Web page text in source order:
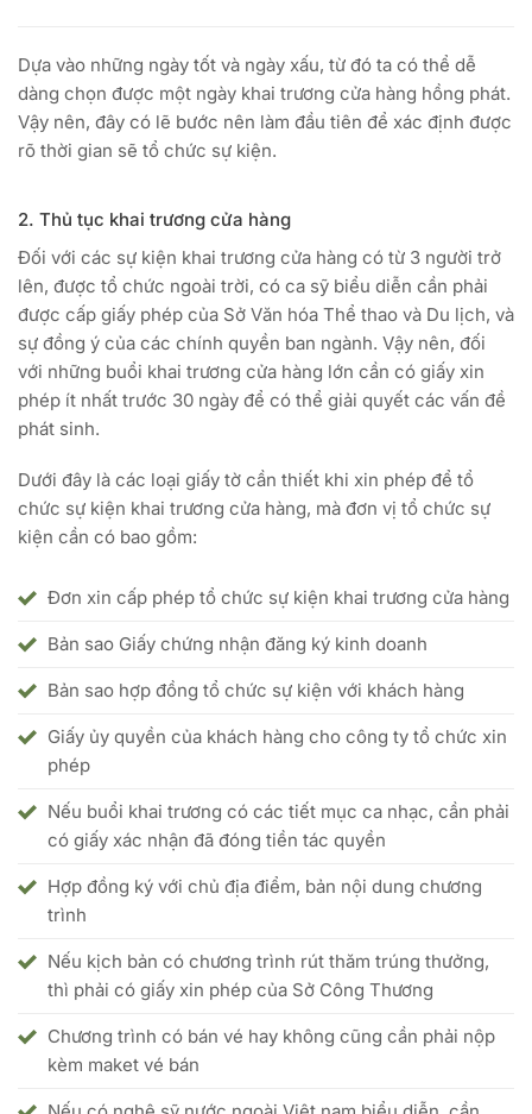
Dựa vào những ngày tốt và ngày xấu, từ đó ta có thể dễ
dàng chọn được một ngày khai trương cửa hàng hồng phát.
Vậy nên, đây có lẽ bước nên làm đầu tiên để xác định được
rõ thời gian sẽ tổ chức sự kiện.
2. Thủ tục khai trương cửa hàng
Đối với các sự kiện khai trương cửa hàng có từ 3 người trở
lên, được tổ chức ngoài trời, có ca sỹ biểu diễn cần phải
được cấp giấy phép của Sở Văn hóa Thể thao và Du lịch, và
sự đồng ý của các chính quyền ban ngành. Vậy nên, đối
với những buổi khai trương cửa hàng lớn cần có giấy xin
phép ít nhất trước 30 ngày để có thể giải quyết các vấn đề
phát sinh.
Dưới đây là các loại giấy tờ cần thiết khi xin phép để tổ
chức sự kiện khai trương cửa hàng, mà đơn vị tổ chức sự
kiện cần có bao gồm:
Đơn xin cấp phép tổ chức sự kiện khai trương cửa hàng
Bản sao Giấy chứng nhận đăng ký kinh doanh
Bản sao hợp đồng tổ chức sự kiện với khách hàng
Giấy ủy quyền của khách hàng cho công ty tổ chức xin
phép
Nếu buổi khai trương có các tiết mục ca nhạc, cần phải
có giấy xác nhận đã đóng tiền tác quyền
Hợp đồng ký với chủ địa điểm, bản nội dung chương
trình
Nếu kịch bản có chương trình rút thăm trúng thưởng,
thì phải có giấy xin phép của Sở Công Thương
Chương trình có bán vé hay không cũng cần phải nộp
kèm maket vé bán